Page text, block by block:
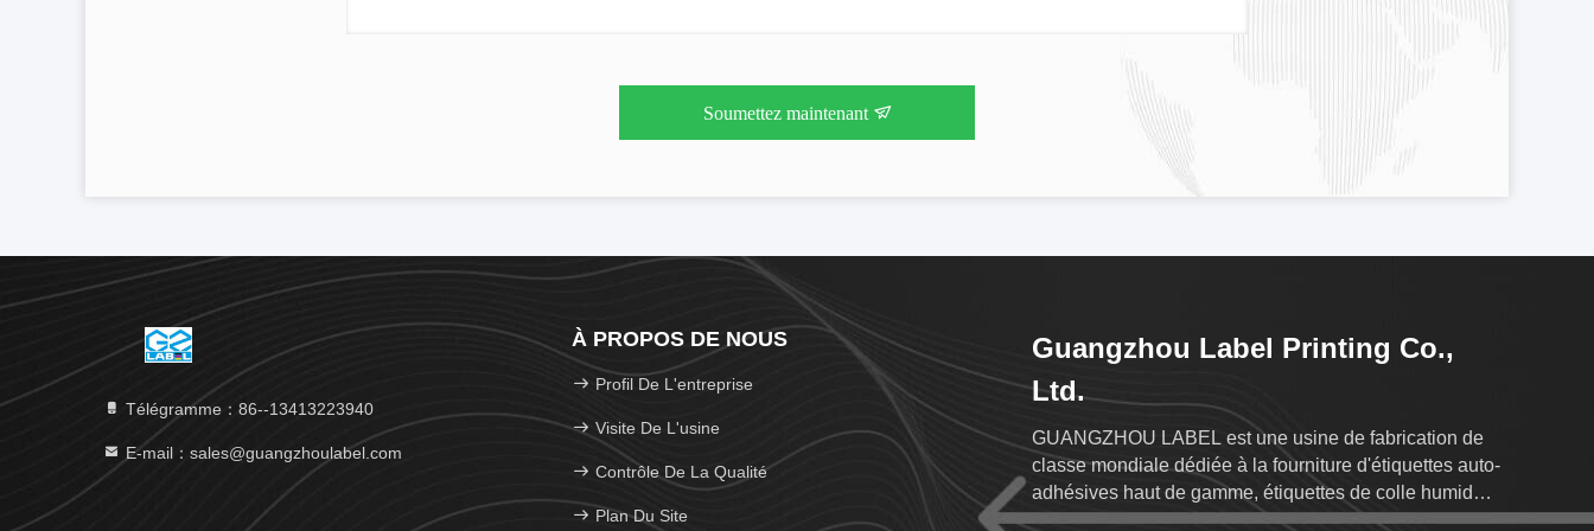
Soumettez maintenant
Télégramme：86--13413223940
E-mail：sales@guangzhoulabel.com
À PROPOS DE NOUS
Profil De L'entreprise
Visite De L'usine
Contrôle De La Qualité
Plan Du Site
Guangzhou Label Printing Co.,
Ltd.
GUANGZHOU LABEL est une usine de fabrication de
classe mondiale dédiée à la fourniture d'étiquettes auto-
adhésives haut de gamme, étiquettes de colle humide,
étiquette à manches rétrécissantes